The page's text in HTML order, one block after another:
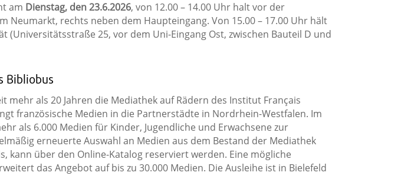
am Dienstag, den 23.6.2026, von 12.00 – 14.00 Uhr halt vor der
Neumarkt, rechts neben dem Haupteingang. Von 15.00 – 17.00 Uhr hält
(Universitätsstraße 25, vor dem Uni-Eingang Ost, zwischen Bauteil D und
Bibliobus
mehr als 20 Jahren die Mediathek auf Rädern des Institut Français
französische Medien in die Partnerstädte in Nordrhein-Westfalen. Im
als 6.000 Medien für Kinder, Jugendliche und Erwachsene zur
erneuerte Auswahl an Medien aus dem Bestand der Mediathek
kann über den Online-Katalog reserviert werden. Eine mögliche
das Angebot auf bis zu 30.000 Medien. Die Ausleihe ist in Bielefeld